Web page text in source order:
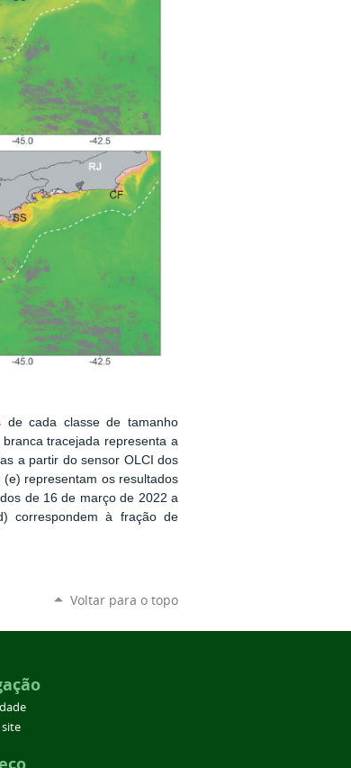
de cada classe de tamanho
tracejada representa a
a partir do sensor OLCI dos
representam os resultados
de 16 de março de 2022 a
correspondem à fração de
Voltar para o topo